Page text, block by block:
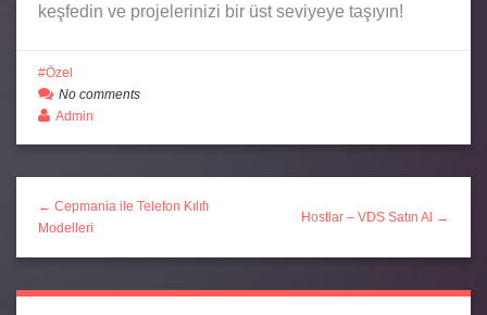
keşfedin ve projelerinizi bir üst seviyeye taşıyın!
Özel
No comments
Admin
← Cepmania ile Telefon Kılıfı
Modelleri
Hostlar – VDS Satın Al →